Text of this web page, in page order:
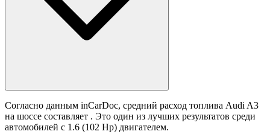
Согласно данным inCarDoc, средний расход топлива Audi A3
на шоссе составляет . Это один из лучших результатов среди
автомобилей с 1.6 (102 Hp) двигателем.